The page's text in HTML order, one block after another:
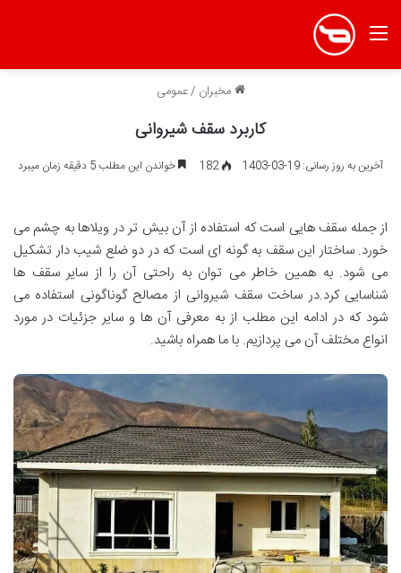
منو
مخبران /عمومی
کاربرد سقف شیروانی
آخرین به روز رسانی: 19-03-1403 182 خواندن این مطلب 5 دقیقه زمان میبرد
از جمله سقف هایی است که استفاده از آن بیش تر در ویلاها به چشم می
خورد. ساختار این سقف به گونه ای است که در دو ضلع شیب دار تشکیل
می شود. به همین خاطر می توان به راحتی آن را از سایر سقف ها
شناسایی کرد.در ساخت سقف شیروانی از مصالح گوناگونی استفاده می
شود که در ادامه این مطلب از به معرفی آن ها و سایر جزئیات در مورد
انواع مختلف آن می پردازیم. با ما همراه باشید.